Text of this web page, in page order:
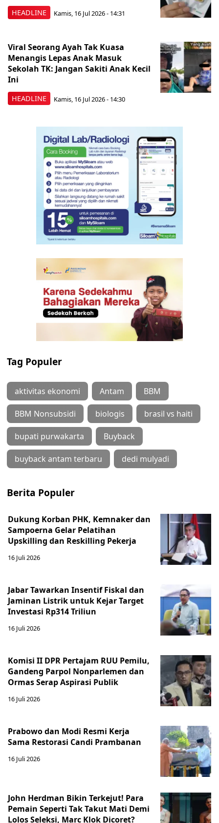
HEADLINE Kamis, 16 Jul 2026 - 14:31
HEADLINE
Viral Seorang Ayah Tak Kuasa
Menangis Lepas Anak Masuk
Sekolah TK: Jangan Sakiti Anak Kecil
Ini
Kamis, 16 Jul 2026 - 14:30
Tag Populer
aktivitas ekonomi Antam BBM
BBM Nonsubsidi biologis brasil vs haiti
bupati purwakarta Buyback
buyback antam terbaru dedi mulyadi
Berita Populer
Dukung Korban PHK, Kemnaker dan
Sampoerna Gelar Pelatihan
Upskilling dan Reskilling Pekerja
16 Juli 2026
Jabar Tawarkan Insentif Fiskal dan
Jaminan Listrik untuk Kejar Target
Investasi Rp314 Triliun
16 Juli 2026
Komisi II DPR Pertajam RUU Pemilu,
Gandeng Parpol Nonparlemen dan
Ormas Serap Aspirasi Publik
16 Juli 2026
Prabowo dan Modi Resmi Kerja
Sama Restorasi Candi Prambanan
16 Juli 2026
John Herdman Bikin Terkejut! Para
Pemain Seperti Tak Takut Mati Demi
Lolos Seleksi, Marc Klok Dicoret?